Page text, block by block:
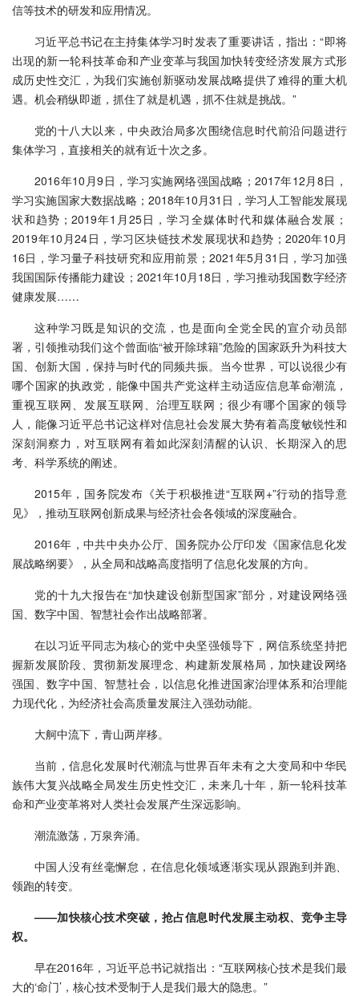
信等技术的研发和应用情况。
习近平总书记在主持集体学习时发表了重要讲话，指出：“即将
出现的新一轮科技革命和产业变革与我国加快转变经济发展方式形
成历史性交汇，为我们实施创新驱动发展战略提供了难得的重大机
遇。机会稍纵即逝，抓住了就是机遇，抓不住就是挑战。”
党的十八大以来，中央政治局多次围绕信息时代前沿问题进行
集体学习，直接相关的就有近十次之多。
2016年10月9日，学习实施网络强国战略；2017年12月8日，
学习实施国家大数据战略；2018年10月31日，学习人工智能发展现
状和趋势；2019年1月25日，学习全媒体时代和媒体融合发展；
2019年10月24日，学习区块链技术发展现状和趋势；2020年10月
16日，学习量子科技研究和应用前景；2021年5月31日，学习加强
我国国际传播能力建设；2021年10月18日，学习推动我国数字经济
健康发展……
这种学习既是知识的交流，也是面向全党全民的宣介动员部
署，引领推动我们这个曾面临“被开除球籍”危险的国家跃升为科技大
国、创新大国，保持与时代的同频共振。当今世界，可以说很少有
哪个国家的执政党，能像中国共产党这样主动适应信息革命潮流，
重视互联网、发展互联网、治理互联网；很少有哪个国家的领导
人，能像习近平总书记这样对信息社会发展大势有着高度敏锐性和
深刻洞察力，对互联网有着如此深刻清醒的认识、长期深入的思
考、科学系统的阐述。
2015年，国务院发布《关于积极推进“互联网+”行动的指导意
见》，推动互联网创新成果与经济社会各领域的深度融合。
2016年，中共中央办公厅、国务院办公厅印发《国家信息化发
展战略纲要》，从全局和战略高度指明了信息化发展的方向。
党的十九大报告在“加快建设创新型国家”部分，对建设网络强
国、数字中国、智慧社会作出战略部署。
在以习近平同志为核心的党中央坚强领导下，网信系统坚持把
握新发展阶段、贯彻新发展理念、构建新发展格局，加快建设网络
强国、数字中国、智慧社会，以信息化推进国家治理体系和治理能
力现代化，为经济社会高质量发展注入强劲动能。
大舸中流下，青山两岸移。
当前，信息化发展时代潮流与世界百年未有之大变局和中华民
族伟大复兴战略全局发生历史性交汇，未来几十年，新一轮科技革
命和产业变革将对人类社会发展产生深远影响。
潮流激荡，万泉奔涌。
中国人没有丝毫懈怠，在信息化领域逐渐实现从跟跑到并跑、
领跑的转变。
——加快核心技术突破，抢占信息时代发展主动权、竞争主导
权。
早在2016年，习近平总书记就指出：“互联网核心技术是我们最
大的‘命门’，核心技术受制于人是我们最大的隐患。”